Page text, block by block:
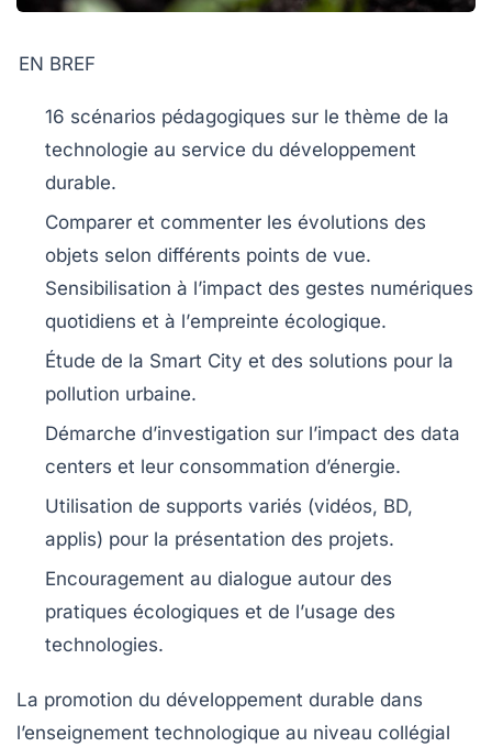
EN BREF
16 scénarios pédagogiques sur le thème de la
technologie au service du développement
durable.
Comparer et commenter les évolutions des
objets selon différents points de vue.
Sensibilisation à l’impact des gestes numériques
quotidiens et à l’empreinte écologique.
Étude de la Smart City et des solutions pour la
pollution urbaine.
Démarche d’investigation sur l’impact des data
centers et leur consommation d’énergie.
Utilisation de supports variés (vidéos, BD,
applis) pour la présentation des projets.
Encouragement au dialogue autour des
pratiques écologiques et de l’usage des
technologies.
La promotion du développement durable dans
l’enseignement technologique au niveau collégial